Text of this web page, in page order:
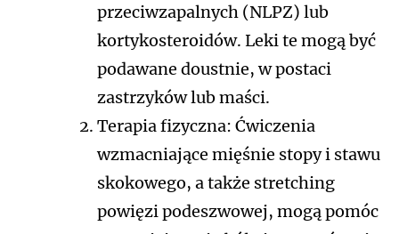
przeciwzapalnych (NLPZ) lub
kortykosteroidów. Leki te mogą być
podawane doustnie, w postaci
zastrzyków lub maści.
Terapia fizyczna: Ćwiczenia
wzmacniające mięśnie stopy i stawu
skokowego, a także stretching
powięzi podeszwowej, mogą pomóc